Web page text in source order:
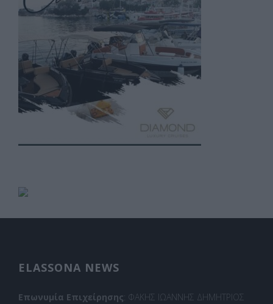
ELASSONA NEWS
Επωνυμία Επιχείρησης: ΦΑΚΗΣ ΙΩΑΝΝΗΣ ΔΗΜΗΤΡΙΟΣ